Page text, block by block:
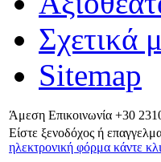
Σχετικά
Sitemap
Άμεση Επικοινωνία +30
Είστε ξενοδόχος ή
ηλεκτρονική φόρμα κάντε